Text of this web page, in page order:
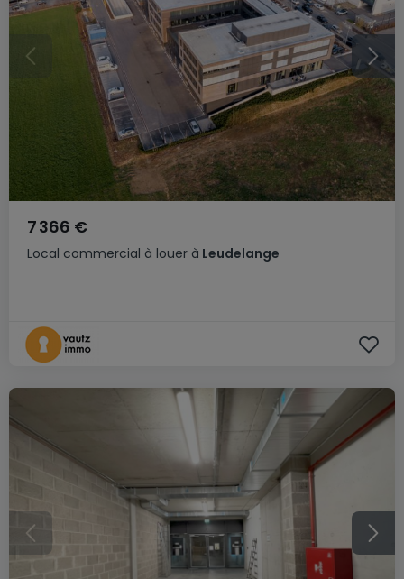
Local commercial à louer à Leudelange
7 366 €